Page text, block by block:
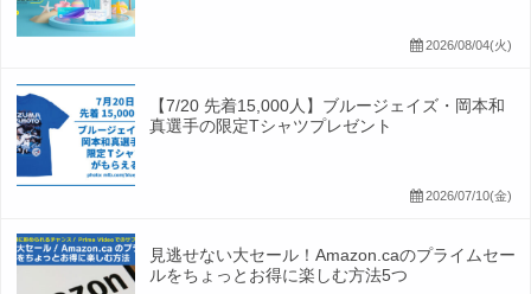
2026/08/04(火)
【7/20 先着15,000人】ブルージェイズ・岡本和
真選手の限定Tシャツプレゼント
2026/07/10(金)
見逃せない大セール！Amazon.caのプライムセー
ルをちょっとお得に楽しむ方法5つ